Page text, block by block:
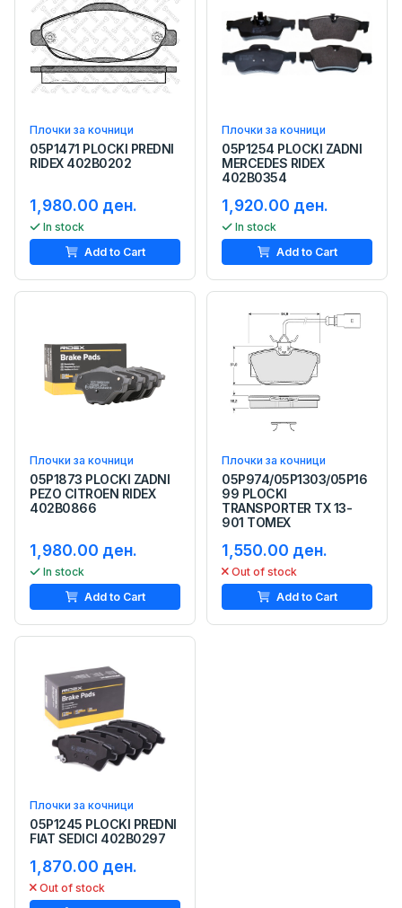
Плочки за кочници
05P1471 PLOCKI PREDNI
RIDEX 402B0202
1,980.00 ден.
In stock
Add to Cart
Плочки за кочници
05P1254 PLOCKI ZADNI
MERCEDES RIDEX
402B0354
1,920.00 ден.
In stock
Add to Cart
Плочки за кочници
05P1873 PLOCKI ZADNI
PEZO CITROEN RIDEX
402B0866
1,980.00 ден.
In stock
Add to Cart
Плочки за кочници
05P974/05P1303/05P16
99 PLOCKI
TRANSPORTER TX 13-
901 TOMEX
1,550.00 ден.
Out of stock
Add to Cart
Плочки за кочници
05P1245 PLOCKI PREDNI
FIAT SEDICI 402B0297
1,870.00 ден.
Out of stock